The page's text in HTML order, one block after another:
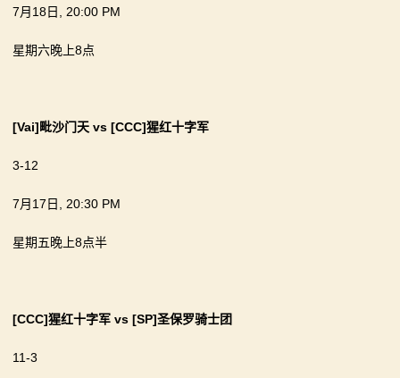
7月18日, 20:00 PM
星期六晚上8点
[Vai]毗沙门天 vs [CCC]猩红十字军
3-12
7月17日, 20:30 PM
星期五晚上8点半
[CCC]猩红十字军 vs [SP]圣保罗骑士团
11-3